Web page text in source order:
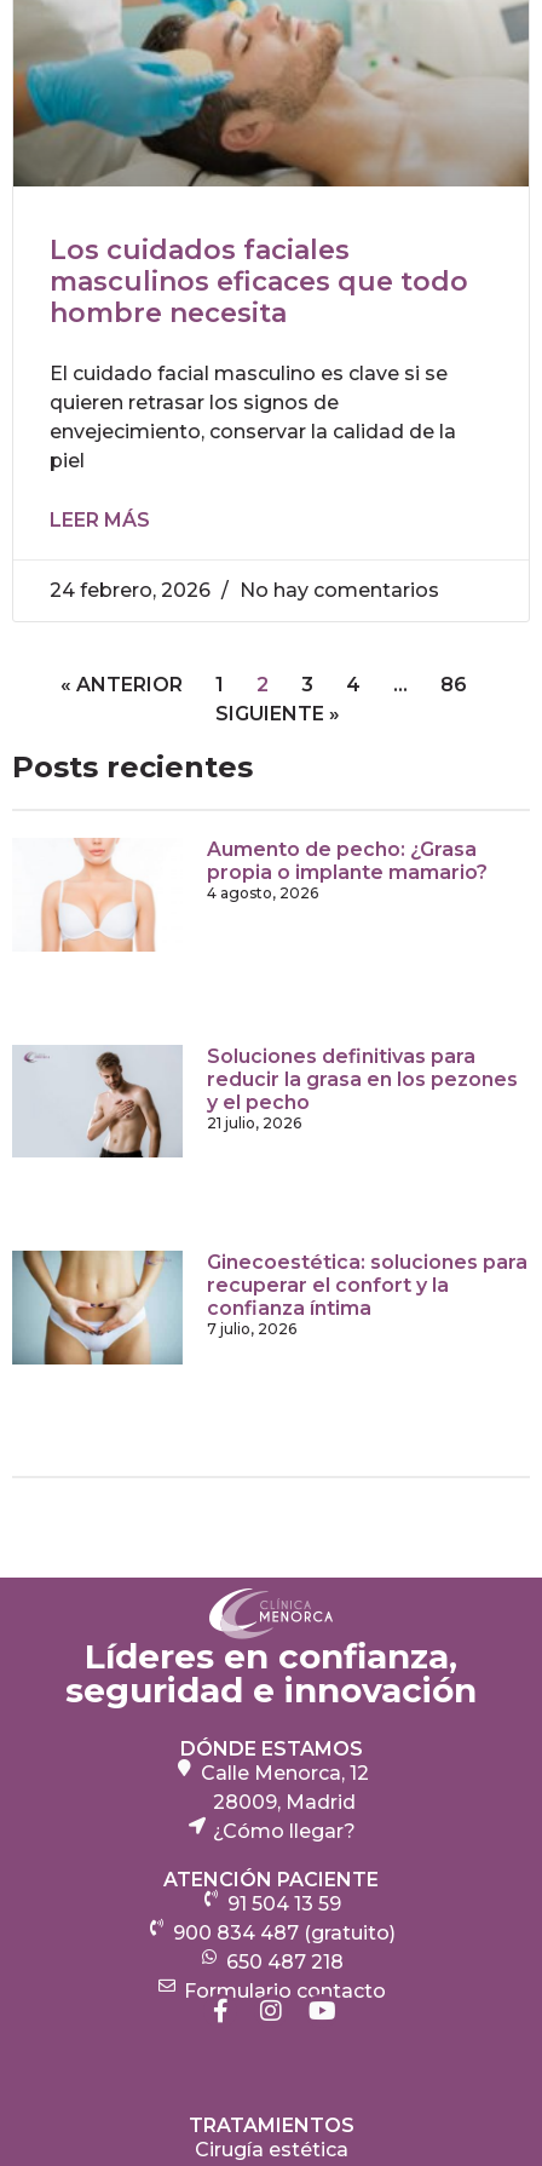
Los cuidados faciales
masculinos eficaces que todo
hombre necesita
El cuidado facial masculino es clave si se
quieren retrasar los signos de
envejecimiento, conservar la calidad de la
piel
LEER MÁS
24 febrero, 2026 No hay comentarios
« ANTERIOR 1 2 3 4 …
86
SIGUIENTE »
Posts recientes
Aumento de pecho: ¿Grasa
propia o implante mamario?
4 agosto, 2026
Soluciones definitivas para
reducir la grasa en los pezones
y el pecho
21 julio, 2026
Ginecoestética: soluciones para
recuperar el confort y la
confianza íntima
7 julio, 2026
Líderes en confianza,
seguridad e innovación
DÓNDE ESTAMOS
Calle Menorca, 12
28009, Madrid
¿Cómo llegar?
ATENCIÓN PACIENTE
91 504 13 59
900 834 487 (gratuito)
650 487 218
Formulario contacto
TRATAMIENTOS
Cirugía estética